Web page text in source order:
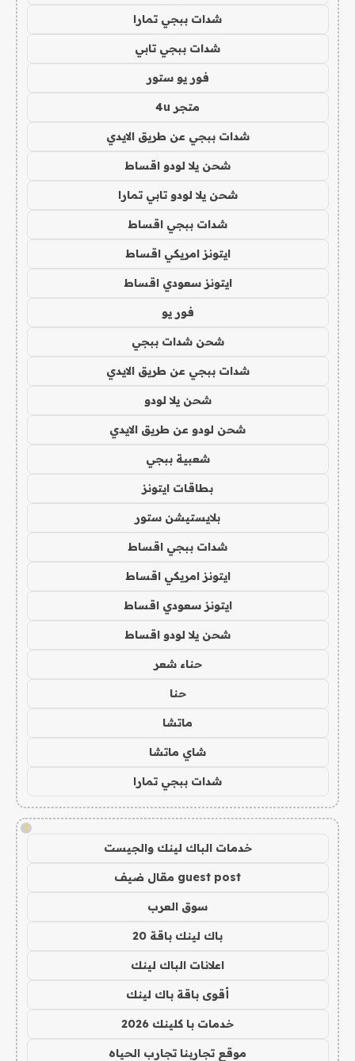
شدات ببجي تمارا
شدات ببجي تابي
فور يو ستور
متجر 4u
شدات ببجي عن طريق الايدي
شحن يلا لودو اقساط
شحن يلا لودو تابي تمارا
شدات ببجي اقساط
ايتونز امريكي اقساط
ايتونز سعودي اقساط
فور يو
شحن شدات ببجي
شدات ببجي عن طريق الايدي
شحن يلا لودو
شحن لودو عن طريق الايدي
شعبية ببجي
بطاقات ايتونز
بلايستيشن ستور
شدات ببجي اقساط
ايتونز امريكي اقساط
ايتونز سعودي اقساط
شحن يلا لودو اقساط
حناء شعر
حنا
ماتشا
شاي ماتشا
شدات ببجي تمارا
!
خدمات الباك لينك والجيست
guest post مقال ضيف
سوق العرب
باك لينك باقة 20
اعلانات الباك لينك
أقوى باقة باك لينك
خدمات با كلينك 2026
موقع تجاربنا تجارب الحياه